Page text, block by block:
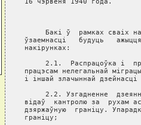
Бакi ў  рамках сваiх
ўзаемнасцi   будуць
накiрунках:
2.1.  Распрацоўка i
працэсам нелегальнай
i iншай злачыннай дзейнасцi
2.2. Узгадненне
вiдаў  кантролю за  рухам
дзяржаўную  гранiцу.
гранiцу;